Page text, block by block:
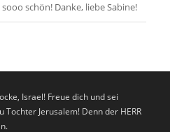
schön! Danke, liebe Sabine!
Israel! Freue dich und sei
Jerusalem! Denn der HERR